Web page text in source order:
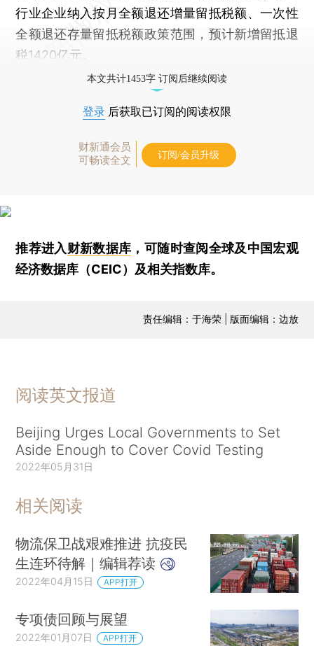
行业企业纳入按月全额退还增量留抵税额、一次性
全额退还存量留抵税额政策范围，预计新增留抵退
税1420亿元。
本文共计1453字 订阅后继续阅读
登录 后获取已订阅的阅读权限
财新通会员
可畅读全文
订阅/会员升级
推荐进入财新数据库 ，可随时查阅全球及中国宏观
经济数据库（CEIC）及相关指数库。
责任编辑：于海荣 | 版面编辑：边放
阅读英文报道
Beijing Urges Local Governments to Set
Aside Enough to Cover Covid Testing
2022年05月31日
相关阅读
物流保卫战艰难推进 抗疫民
生连环待解｜编辑荐读
2022年04月15日 APP打开
专项债回顾与展望
2022年01月07日 APP打开